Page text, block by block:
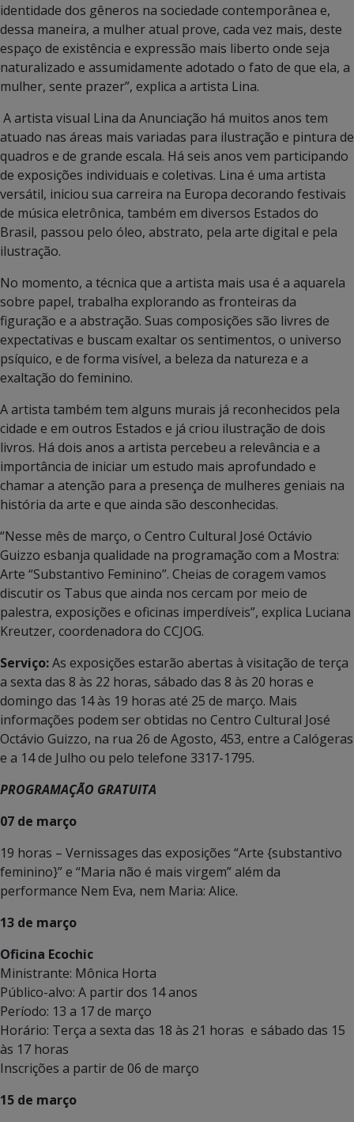
identidade dos gêneros na sociedade contemporânea e,
dessa maneira, a mulher atual prove, cada vez mais, deste
espaço de existência e expressão mais liberto onde seja
naturalizado e assumidamente adotado o fato de que ela, a
mulher, sente prazer”, explica a artista Lina.
A artista visual Lina da Anunciação há muitos anos tem
atuado nas áreas mais variadas para ilustração e pintura de
quadros e de grande escala. Há seis anos vem participando
de exposições individuais e coletivas. Lina é uma artista
versátil, iniciou sua carreira na Europa decorando festivais
de música eletrônica, também em diversos Estados do
Brasil, passou pelo óleo, abstrato, pela arte digital e pela
ilustração.
No momento, a técnica que a artista mais usa é a aquarela
sobre papel, trabalha explorando as fronteiras da
figuração e a abstração. Suas composições são livres de
expectativas e buscam exaltar os sentimentos, o universo
psíquico, e de forma visível, a beleza da natureza e a
exaltação do feminino.
A artista também tem alguns murais já reconhecidos pela
cidade e em outros Estados e já criou ilustração de dois
livros. Há dois anos a artista percebeu a relevância e a
importância de iniciar um estudo mais aprofundado e
chamar a atenção para a presença de mulheres geniais na
história da arte e que ainda são desconhecidas.
“Nesse mês de março, o Centro Cultural José Octávio
Guizzo esbanja qualidade na programação com a Mostra:
Arte “Substantivo Feminino”. Cheias de coragem vamos
discutir os Tabus que ainda nos cercam por meio de
palestra, exposições e oficinas imperdíveis”, explica Luciana
Kreutzer, coordenadora do CCJOG.
Serviço:As exposições estarão abertas à visitação de terça
a sexta das 8 às 22 horas, sábado das 8 às 20 horas e
domingo das 14 às 19 horas até 25 de março. Mais
informações podem ser obtidas no Centro Cultural José
Octávio Guizzo, na rua 26 de Agosto, 453, entre a Calógeras
e a 14 de Julho ou pelo telefone 3317-1795.
PROGRAMAÇÃO GRATUITA
07 de março
19 horas – Vernissages das exposições “Arte {substantivo
feminino}” e “Maria não é mais virgem” além da
performance Nem Eva, nem Maria: Alice.
13 de março
Oficina Ecochic
Ministrante: Mônica Horta
Público-alvo: A partir dos 14 anos
Período: 13 a 17 de março
Horário: Terça a sexta das 18 às 21 horas e sábado das 15
às 17 horas
Inscrições a partir de 06 de março
15 de março